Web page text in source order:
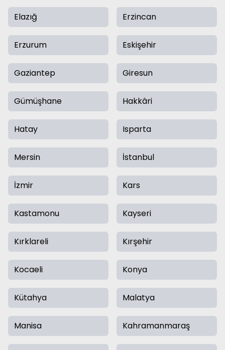
Elazığ Erzincan
Erzurum Eskişehir
Gaziantep Giresun
Gümüşhane Hakkâri
Hatay Isparta
Mersin İstanbul
İzmir Kars
Kastamonu Kayseri
Kırklareli Kırşehir
Kocaeli Konya
Kütahya Malatya
Manisa Kahramanmaraş